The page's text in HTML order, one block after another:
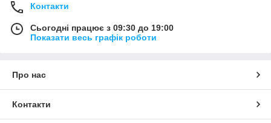
Контакти
Сьогодні працює з 09:30 до 19:00
Показати весь графік роботи
Про нас
Контакти